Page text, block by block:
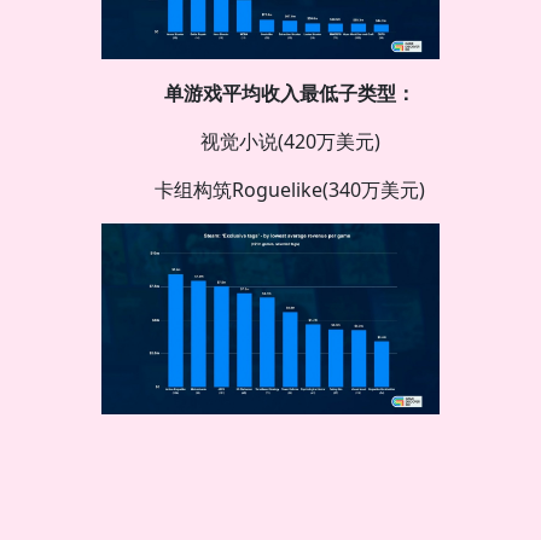
单游戏平均收入最低子类型：
视觉小说(420万美元)
卡组构筑Roguelike(340万美元)